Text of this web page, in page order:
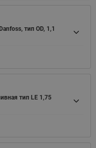
тип OD, 1,1
тип LE 1,75